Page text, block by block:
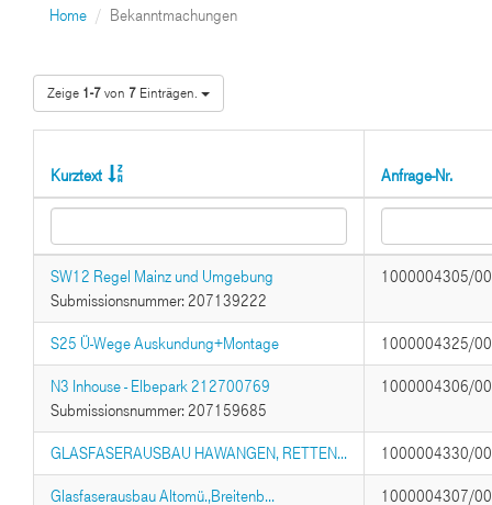
Home Bekanntmachungen
Zeige 1-7von 7 Einträgen.
Kurztext Anfrage-Nr.
SW12 Regel Mainz und Umgebung
Submissionsnummer: 207139222
1000004305/
S25 Ü-Wege Auskundung+Montage 1000004325/
N3 Inhouse - Elbepark 212700769
Submissionsnummer: 207159685
1000004306/
GLASFASERAUSBAU HAWANGEN, RETTEN... 1000004330/
Glasfaserausbau Altomü.,Breitenb... 1000004307/